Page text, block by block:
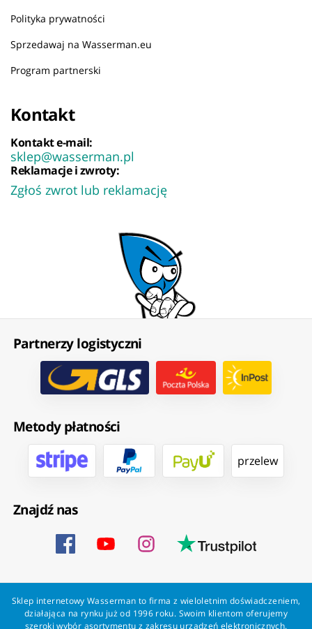
Polityka prywatności
Sprzedawaj na Wasserman.eu
Program partnerski
Kontakt
Kontakt e-mail:
sklep@wasserman.pl
Reklamacje i zwroty:
Zgłoś zwrot lub reklamację
Partnerzy logistyczni
Metody płatności
przelew
Znajdź nas
Sklep internetowy Wasserman to firma z wieloletnim doświadczeniem,
działająca na rynku już od 1996 roku. Swoim klientom oferujemy
szeroki wybór asortymentu z zakresu urządzeń elektronicznych.